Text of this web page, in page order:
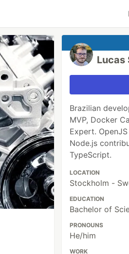
Lucas
Brazilian
MVP, Docker
Expert.
Node.js
TypeScript.
LOCATION
Stockholm -
EDUCATION
Bachelor of
PRONOUNS
He/him
WORK